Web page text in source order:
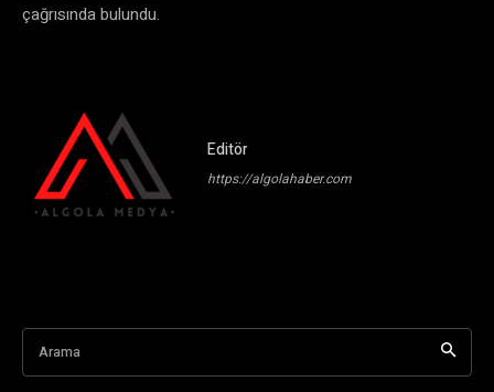
çağrısında bulundu.
Editör
https://algolahaber.com
Arama